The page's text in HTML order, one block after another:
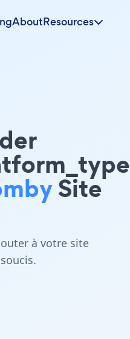
AboutResources
Site
à votre site